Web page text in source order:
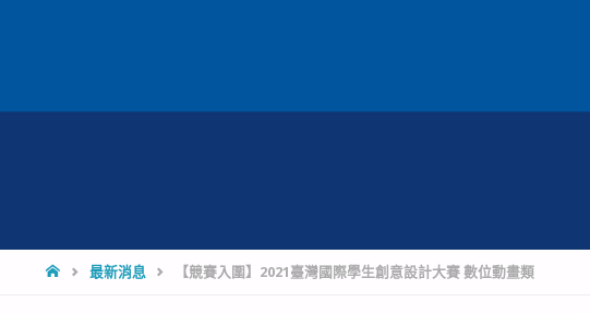
HOME最新消息 【競賽入圍】2021臺灣國際學生創意設計大賽 數位動畫類